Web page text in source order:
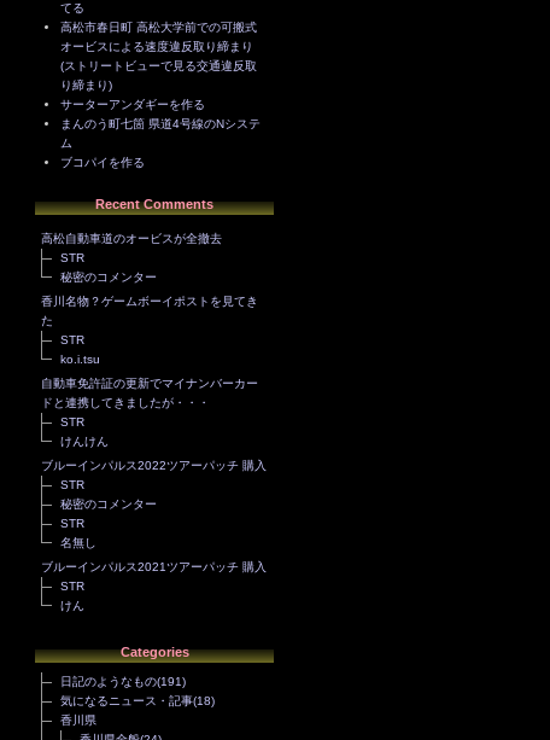
てる
高松市春日町 高松大学前での可搬式
オービスによる速度違反取り締まり
(ストリートビューで見る交通違反取
り締まり)
サーターアンダギーを作る
まんのう町七箇 県道4号線のNシステ
ム
ブコパイを作る
Recent Comments
高松自動車道のオービスが全撤去
STR
秘密のコメンター
香川名物？ゲームボーイポストを見てき
た
STR
ko.i.tsu
自動車免許証の更新でマイナンバーカー
ドと連携してきましたが・・・
STR
けんけん
ブルーインパルス2022ツアーパッチ 購入
STR
秘密のコメンター
STR
名無し
ブルーインパルス2021ツアーパッチ 購入
STR
けん
Categories
日記のようなもの(191)
気になるニュース・記事(18)
香川県